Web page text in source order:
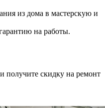
из дома в мастерскую и
на работы.
получите скидку на ремонт